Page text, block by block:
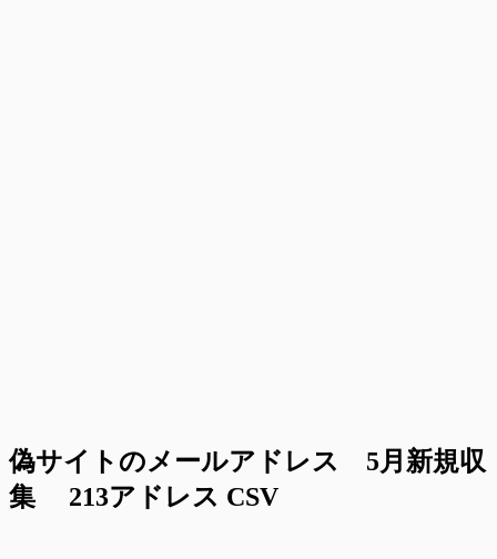
偽サイトのメールアドレス 5月新規収
集 213アドレス CSV